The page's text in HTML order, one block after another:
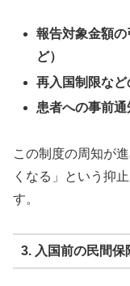
報告対象金額
ど）
再入国制限な
患者への事前
この制度の周知が
くなる」という抑
す。
3. 入国前の民間保